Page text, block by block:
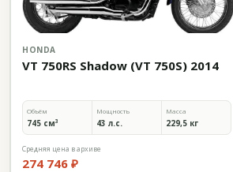
HONDA
VT 750RS Shadow (VT 750S) 2014
Объём
745 см³
Мощность
43 л.с.
Масса
229,5 кг
Средняя цена в архиве
274 746 ₽